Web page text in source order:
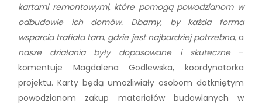
kartami remontowymi, które pomogą powodzianom w
odbudowie ich domów. Dbamy, by każda forma
wsparcia trafiała tam, gdzie jest najbardziej potrzebna,a
nasze działania były dopasowane i skuteczne–
komentuje Magdalena Godlewska, koordynatorka
projektu. Karty będą umożliwiały osobom dotkniętym
powodzianom zakup materiałów budowlanych w